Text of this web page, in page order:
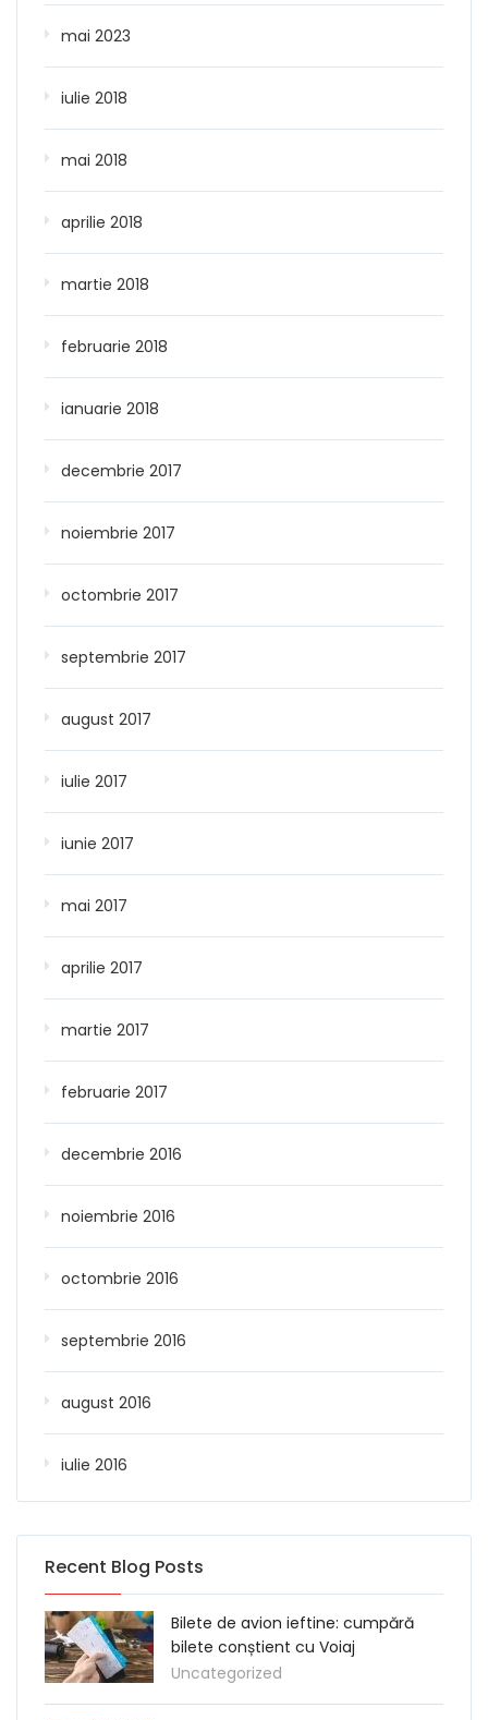
mai 2023
iulie 2018
mai 2018
aprilie 2018
martie 2018
februarie 2018
ianuarie 2018
decembrie 2017
noiembrie 2017
octombrie 2017
septembrie 2017
august 2017
iulie 2017
iunie 2017
mai 2017
aprilie 2017
martie 2017
februarie 2017
decembrie 2016
noiembrie 2016
octombrie 2016
septembrie 2016
august 2016
iulie 2016
Recent Blog Posts
Bilete de avion ieftine: cumpără
bilete conștient cu Voiaj
Uncategorized